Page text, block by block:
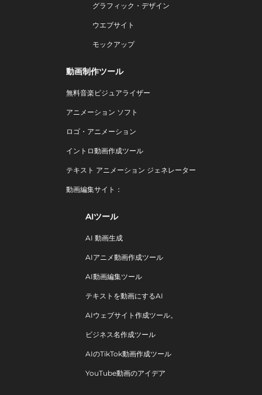
グラフィック・デザイン
ウエブサイト
モックアップ
動画制作ツール
無料音楽ビジュアライザー
アニメーション ソフト
ロゴ・アニメーション
イントロ動画作成ツール
テキスト アニメーション ジェネレーター
動画編集サイト：
AIツール
AI 動画生成
AIアニメ動画作成ツール
AI動画編集ツール
テキストを動画にするAI
AIウェブサイト作成ツール。
ビジネス名作成ツール
AIのTikTok動画作成ツール
YouTube動画のアイデア